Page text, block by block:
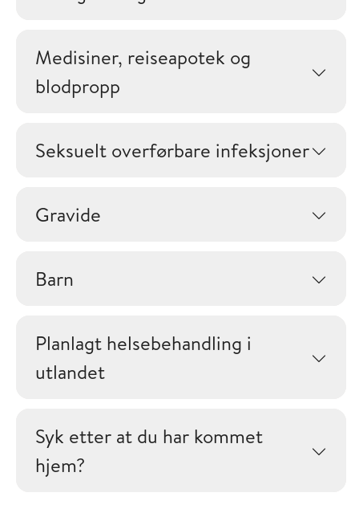
Medisiner, reiseapotek og
blodpropp
Seksuelt overførbare infeksjoner
Gravide
Barn
Planlagt helsebehandling i
utlandet
Syk etter at du har kommet
hjem?